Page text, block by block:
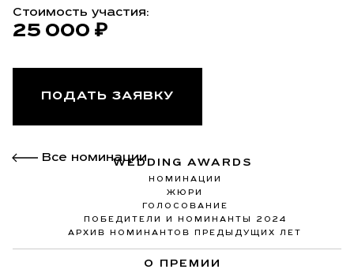
Стоимость участия:
25 000 ₽
ПОДАТЬ ЗАЯВКУ
Все номинацииWEDDING AWARDS
НОМИНАЦИИ
ЖЮРИ
ГОЛОСОВАНИЕ
ПОБЕДИТЕЛИ И НОМИНАНТЫ 2024
АРХИВ НОМИНАНТОВ ПРЕДЫДУЩИХ ЛЕТ
О ПРЕМИИ